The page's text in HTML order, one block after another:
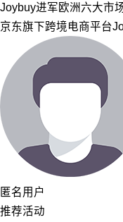
Joybuy进军欧洲六大市
京东旗下跨境电商平台
匿名用户
推荐活动